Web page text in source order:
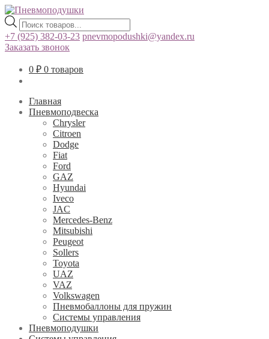
Поиск
товаров
+7 (925) 382-03-23 pnevmopodushki@yandex.ru
Заказать звонок
0 ₽ 0 товаров
Главная
Пневмоподвеска
Chrysler
Citroen
Dodge
Fiat
Ford
GAZ
Hyundai
Iveco
JAC
Mercedes-Benz
Mitsubishi
Peugeot
Sollers
Toyota
UAZ
VAZ
Volkswagen
Пневмобаллоны для пружин
Системы управления
Пневмоподушки